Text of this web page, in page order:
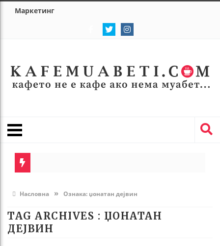
Маркетинг
Насловна » Ознака: џонатан дејвин
TAG ARCHIVES : ЏОНАТАН
ДЕЈВИН